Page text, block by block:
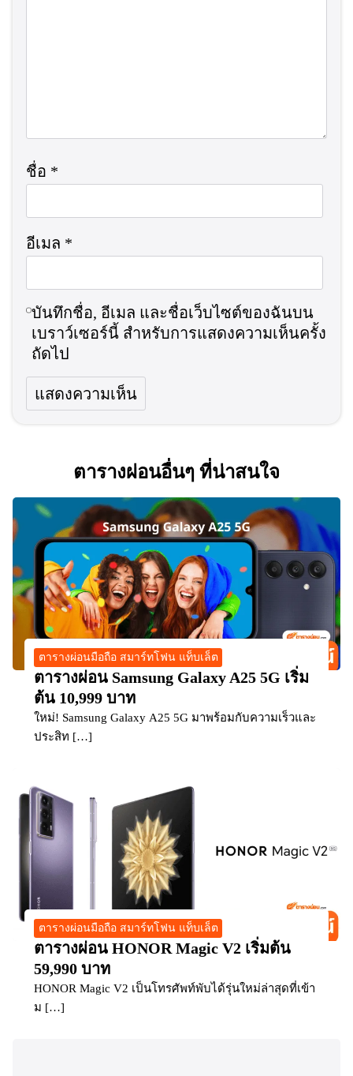
ชื่อ *
อีเมล *
บันทึกชื่อ, อีเมล และชื่อเว็บไซต์ของฉันบน
เบราว์เซอร์นี้ สำหรับการแสดงความเห็นครั้ง
ถัดไป
ตารางผ่อนอื่นๆ ที่น่าสนใจ
ตารางผ่อนมือถือ สมาร์ทโฟน แท็บเล็ต
ตารางผ่อน Samsung Galaxy A25 5G เริ่ม
ต้น 10,999 บาท
ใหม่! Samsung Galaxy A25 5G มาพร้อมกับความเร็วและ
ประสิท […]
ตารางผ่อนมือถือ สมาร์ทโฟน แท็บเล็ต
ตารางผ่อน HONOR Magic V2 เริ่มต้น
59,990 บาท
HONOR Magic V2 เป็นโทรศัพท์พับได้รุ่นใหม่ล่าสุดที่เข้า
ม […]